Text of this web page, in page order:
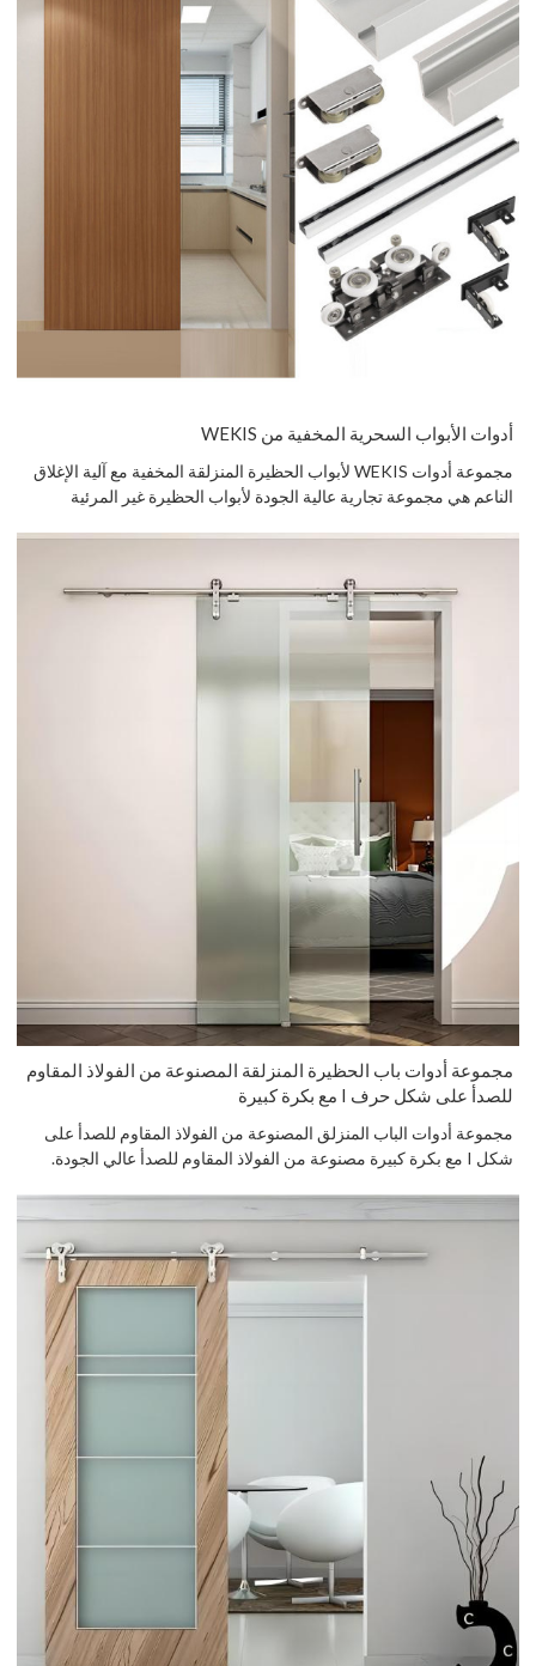
أدوات الأبواب السحرية المخفية من WEKIS
مجموعة أدوات WEKIS لأبواب الحظيرة المنزلقة المخفية مع آلية الإغلاق
الناعم هي مجموعة تجارية عالية الجودة لأبواب الحظيرة غير المرئية
مجموعة أدوات باب الحظيرة المنزلقة المصنوعة من الفولاذ المقاوم
للصدأ على شكل حرف I مع بكرة كبيرة
مجموعة أدوات الباب المنزلق المصنوعة من الفولاذ المقاوم للصدأ على
شكل I مع بكرة كبيرة مصنوعة من الفولاذ المقاوم للصدأ عالي الجودة.